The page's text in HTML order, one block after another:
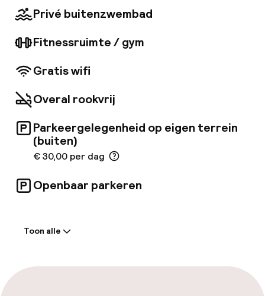
Privé buitenzwembad
Fitnessruimte / gym
Gratis wifi
Overal rookvrij
Parkeergelegenheid op eigen terrein
(buiten)
€ 30,00 per dag
Openbaar parkeren
Meertalige medewerkers
Toon alle